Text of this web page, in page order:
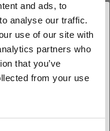
and ads, to
analyse our traffic.
use of our site with
partners who
that you’ve
from your use
magazynie:9
NinjaFlex Edge
Black
2.85 mm
czy klientem